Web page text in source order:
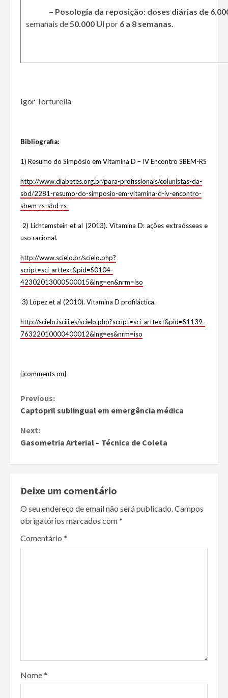
– Posologia da reposição: doses diárias de
semanais de50.000 UI por 6 a 8 semanas.
Igor Torturella
Bibliografia:
1) Resumo do Simpósio em Vitamina D – IV Encontro SBEM-RS
http://www.diabetes.org.br/para-profissionais/colunistas-da-
sbd/2281-resumo-do-simposio-em-vitamina-d-iv-encontro-
sbem-rs-sbd-rs-
2) Lichtemstein et al (2013). Vitamina D: ações extraósseas e
uso racional.
http://www.scielo.br/scielo.php?
script=sci_arttext&pid=S0104-
42302013000500015&lng=en&nrm=iso
3) López et al (2010). Vitamina D profiláctica.
http://scielo.isciii.es/scielo.php?script=sci_arttext&pid=S1139-
76322010000400012&lng=es&nrm=iso
{jcomments on}
Continue
Reading
Previous:
Captopril sublingual em emergência médica
Next:
Gasometria Arterial – Técnica de Coleta
Deixe um comentário
O seu endereço de email não será publicado.Campos
obrigatórios marcados com*
Comentário *
Nome*